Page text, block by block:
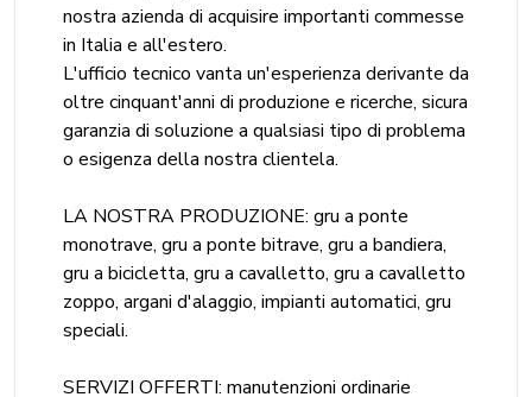
nostra azienda di acquisire importanti commesse
in Italia e all'estero.
L'ufficio tecnico vanta un'esperienza derivante da
oltre cinquant'anni di produzione e ricerche, sicura
garanzia di soluzione a qualsiasi tipo di problema
o esigenza della nostra clientela.
LA NOSTRA PRODUZIONE: gru a ponte
monotrave, gru a ponte bitrave, gru a bandiera,
gru a bicicletta, gru a cavalletto, gru a cavalletto
zoppo, argani d'alaggio, impianti automatici, gru
speciali.
SERVIZI OFFERTI: manutenzioni ordinarie